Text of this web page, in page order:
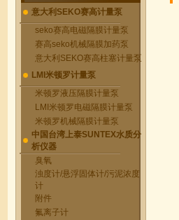
意大利SEKO赛高计量泵
seko赛高电磁隔膜计量泵
赛高seko机械隔膜加药泵
意大利SEKO赛高柱塞计量泵
LMI米顿罗计量泵
米顿罗液压隔膜计量泵
LMI米顿罗电磁隔膜计量泵
米顿罗机械隔膜计量泵
中国台湾上泰SUNTEX水质分
析仪器
臭氧
浊度计/悬浮固体计/污泥浓度
计
附件
氟离子计